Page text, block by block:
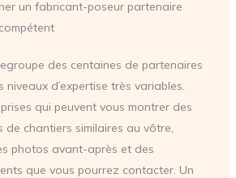
un fabricant-poseur partenaire
des centaines de partenaires
niveaux d’expertise très variables.
qui peuvent vous montrer des
de chantiers similaires au vôtre,
photos avant-après et des
que vous pourrez contacter. Un